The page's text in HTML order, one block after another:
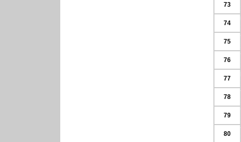
73
74
75
76
77
78
79
80